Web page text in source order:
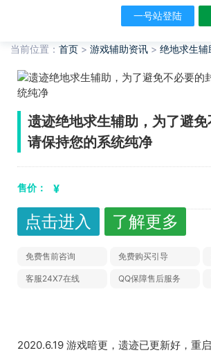
一号站登陆
当前位置： 首页 > 游戏辅助资讯 > 绝地求生辅
遗迹绝地求生辅助，为了避
请保持您的系统纯净
售价： ¥
点击进入 了解更多
免费售前咨询 免费购买引导
客服24X7在线 QQ保障售后服务
2020.6.19 游戏暗更，遗迹已更新好，重